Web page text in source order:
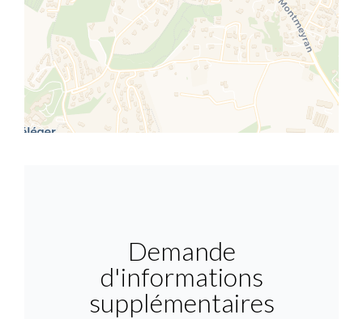
Demande
d'informations
supplémentaires